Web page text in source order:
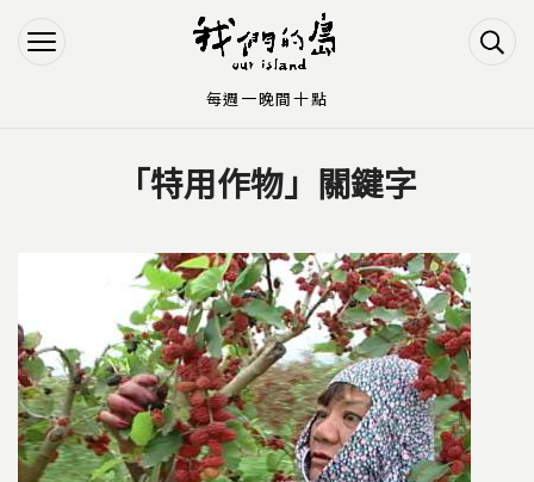
Jump to Navigation
Jump to Main content
「特用作物」關鍵字
每週一晚間十點